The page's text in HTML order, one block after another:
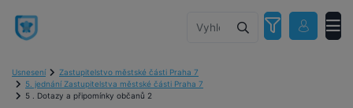
Usnesení
Zastupitelstvo městské části Praha 7
5. jednání Zastupitelstva městské části Praha 7
5 . Dotazy a připomínky občanů 2